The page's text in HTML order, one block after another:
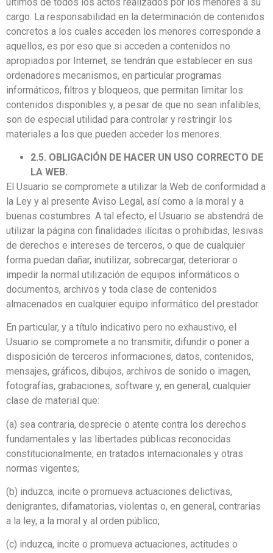
cargo. La responsabilidad en la determinación de contenidos
concretos a los cuales acceden los menores corresponde a
aquellos, es por eso que si acceden a contenidos no
apropiados por Internet, se tendrán que establecer en sus
ordenadores mecanismos, en particular programas
informáticos, filtros y bloqueos, que permitan limitar los
contenidos disponibles y, a pesar de que no sean infalibles,
son de especial utilidad para controlar y restringir los
materiales a los que pueden acceder los menores.
2.5. OBLIGACIÓN DE HACER UN USO CORRECTO DE
LA WEB.
El Usuario se compromete a utilizar la Web de conformidad a
la Ley y al presente Aviso Legal, así como a la moral y a
buenas costumbres. A tal efecto, el Usuario se abstendrá de
utilizar la página con finalidades ilícitas o prohibidas, lesivas
de derechos e intereses de terceros, o que de cualquier
forma puedan dañar, inutilizar, sobrecargar, deteriorar o
impedir la normal utilización de equipos informáticos o
documentos, archivos y toda clase de contenidos
almacenados en cualquier equipo informático del prestador.
En particular, y a título indicativo pero no exhaustivo, el
Usuario se compromete a no transmitir, difundir o poner a
disposición de terceros informaciones, datos, contenidos,
mensajes, gráficos, dibujos, archivos de sonido o imagen,
fotografías, grabaciones, software y, en general, cualquier
clase de material que:
(a) sea contraria, desprecie o atente contra los derechos
fundamentales y las libertades públicas reconocidas
constitucionalmente, en tratados internacionales y otras
normas vigentes;
(b) induzca, incite o promueva actuaciones delictivas,
denigrantes, difamatorias, violentas o, en general, contrarias
a la ley, a la moral y al orden público;
(c) induzca, incite o promueva actuaciones, actitudes o